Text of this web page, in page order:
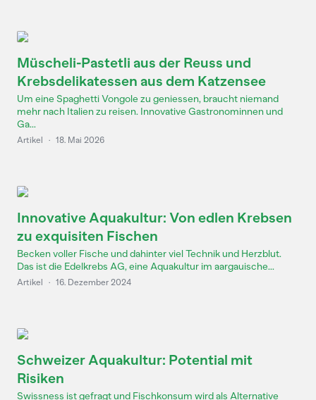
Müscheli-Pastetli aus der Reuss und
Krebsdelikatessen aus dem Katzensee
Um eine Spaghetti Vongole zu geniessen, braucht niemand
mehr nach Italien zu reisen. Innovative Gastronominnen und
Ga...
Artikel · 18. Mai 2026
Innovative Aquakultur: Von edlen Krebsen
zu exquisiten Fischen
Becken voller Fische und dahinter viel Technik und Herzblut.
Das ist die Edelkrebs AG, eine Aquakultur im aargauische...
Artikel · 16. Dezember 2024
Schweizer Aquakultur: Potential mit
Risiken
Swissness ist gefragt und Fischkonsum wird als Alternative